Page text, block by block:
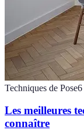
Techniques de Pose6
Les meilleures
connaître